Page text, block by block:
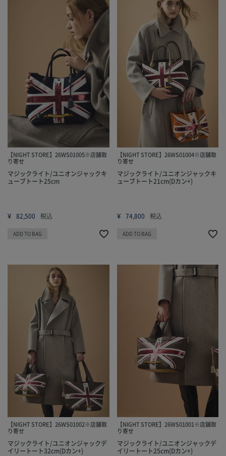
【NIGHT STORE】26WS01005※店舗取
り寄せ
マジックライト/ユニオンジャックキ
ューブトート25cm
¥ 82,500 税込
ADD TO BAG
【NIGHT STORE】26WS01004※店舗取
り寄せ
マジックライト/ユニオンジャックキ
ューブトート21cm(Dカン+)
¥ 74,800 税込
ADD TO BAG
【NIGHT STORE】26WS01002※店舗取
り寄せ
マジックライト/ユニオンジャックデ
イリートート32cm(Dカン+)
【NIGHT STORE】26WS01001※店舗取
り寄せ
マジックライト/ユニオンジャックデ
イリートート25cm(Dカン+)